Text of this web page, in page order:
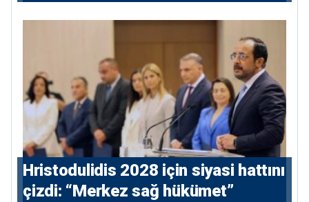
⁠Hristodulidis 2028 için siyasi hattını
çizdi: “Merkez sağ hükümet”